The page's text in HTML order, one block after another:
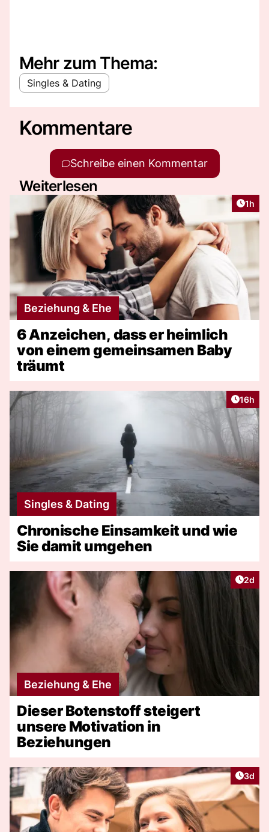
Mehr zum Thema:
Singles & Dating
Kommentare
Schreibe einen Kommentar
Weiterlesen
1h
Beziehung & Ehe
6 Anzeichen, dass er heimlich
von einem gemeinsamen Baby
träumt
Artikel
16h
Singles & Dating
Chronische Einsamkeit und wie
Sie damit umgehen
2d
Beziehung & Ehe
Dieser Botenstoff steigert
unsere Motivation in
Beziehungen
3d